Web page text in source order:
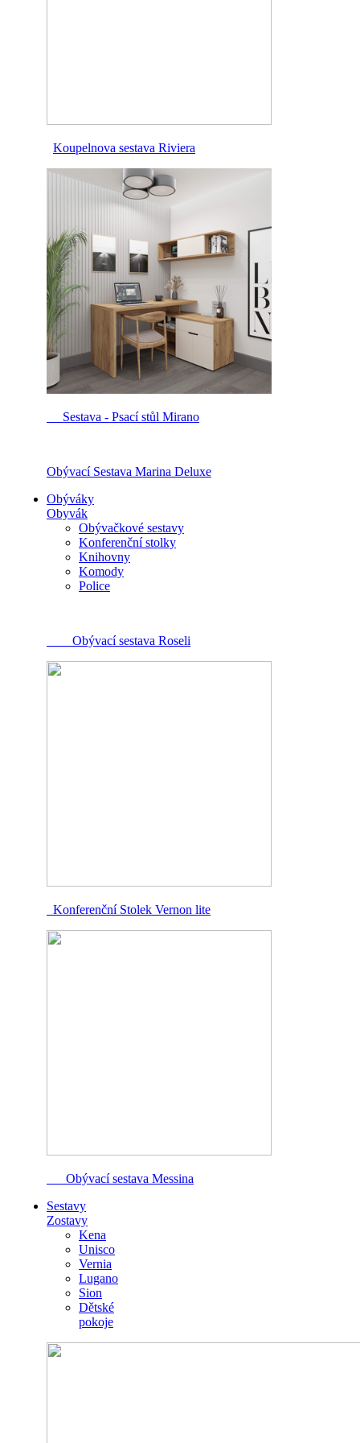
Koupelnova sestava Riviera
Sestava - Psací stůl Mirano
Obývací Sestava Marina Deluxe
Obýváky
Obyvák
Obývačkové sestavy
Konferenční stolky
Knihovny
Komody
Police
Obývací sestava Roseli
Konferenční Stolek Vernon lite
Obývací sestava Messina
Sestavy
Zostavy
Kena
Unisco
Vernia
Lugano
Sion
Dětské
pokoje